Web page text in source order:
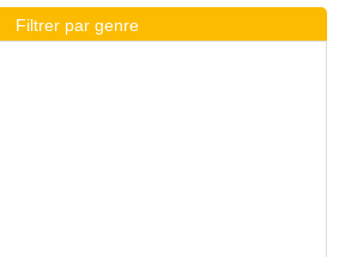
Filtrer par genre